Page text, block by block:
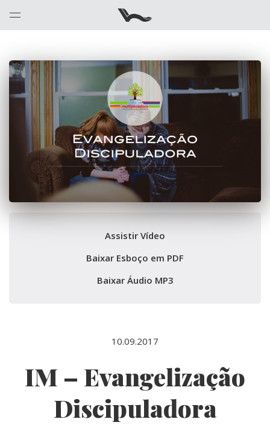
Assistir Vídeo
Baixar Esboço em PDF
Baixar Áudio MP3
10.09.2017
IM – Evangelização
Discipuladora